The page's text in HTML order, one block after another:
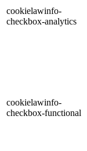
cookielawinfo-
checkbox-analytics
cookielawinfo-
checkbox-functional